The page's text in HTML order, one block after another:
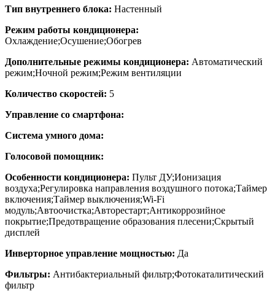
Тип внутреннего блока: Настенный
Режим работы кондиционера:
Охлаждение;Осушение;Обогрев
Дополнительные режимы кондиционера: Автоматический
режим;Ночной режим;Режим вентиляции
Количество скоростей: 5
Управление со смартфона:
Система умного дома:
Голосовой помощник:
Особенности кондиционера: Пульт ДУ;Ионизация
воздуха;Регулировка направления воздушного потока;Таймер
включения;Таймер выключения;Wi-Fi
модуль;Автоочистка;Авторестарт;Антикоррозийное
покрытие;Предотвращение образования плесени;Скрытый
дисплей
Инверторное управление мощностью: Да
Фильтры: Антибактериальный фильтр;Фотокаталитический
фильтр